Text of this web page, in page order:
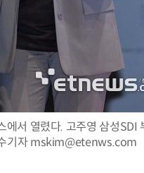
서 열렸다. 고주영 삼성SDI
기자 mskim@etenws.com